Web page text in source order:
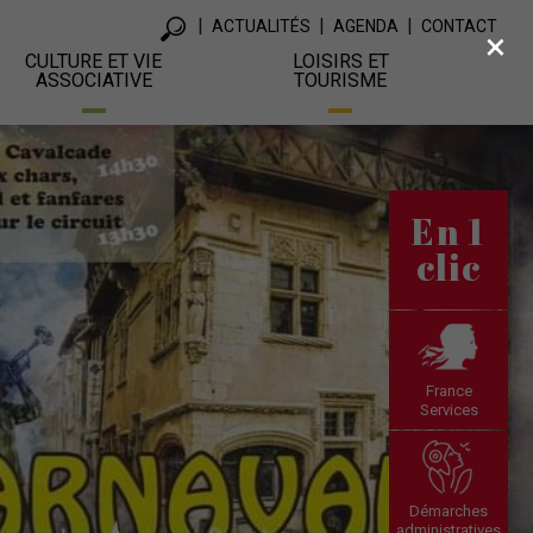
ACTUALITÉS AGENDA CONTACT
CULTURE ET VIE
ASSOCIATIVE
LOISIRS ET
TOURISME
En 1
clic
France
Services
Démarches
×